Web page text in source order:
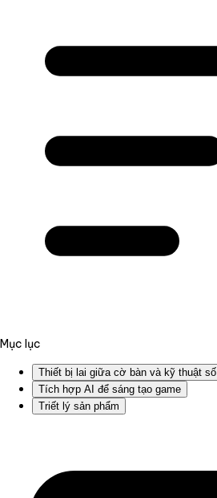
Mục lục
Thiết bị lai giữa cờ bàn và kỹ thuật số
Tích hợp AI để sáng tạo game
Triết lý sản phẩm